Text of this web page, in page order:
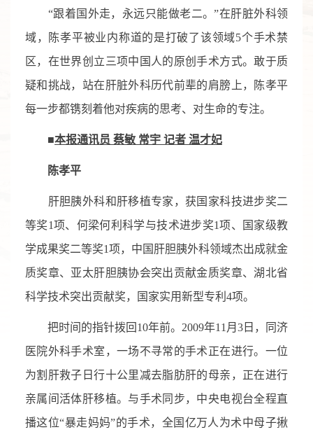
“跟着国外走，永远只能做老二。”在肝脏外科领
域，陈孝平被业内称道的是打破了该领域5个手术禁
区，在世界创立三项中国人的原创手术方式。敢于质
疑和挑战，站在肝脏外科历代前辈的肩膀上，陈孝平
每一步都镌刻着他对疾病的思考、对生命的专注。
■本报通讯员 蔡敏 常宇 记者 温才妃
陈孝平
肝胆胰外科和肝移植专家，获国家科技进步奖二
等奖1项、何梁何利科学与技术进步奖1项、国家级教
学成果奖二等奖1项，中国肝胆胰外科领域杰出成就金
质奖章、亚太肝胆胰协会突出贡献金质奖章、湖北省
科学技术突出贡献奖，国家实用新型专利4项。
把时间的指针拨回10年前。2009年11月3日，同济
医院外科手术室，一场不寻常的手术正在进行。一位
为割肝救子日行十公里减去脂肪肝的母亲，正在进行
亲属间活体肝移植。与手术同步，中央电视台全程直
播这位“暴走妈妈”的手术，全国亿万人为术中母子揪